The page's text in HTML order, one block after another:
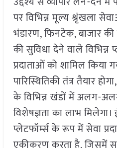
पर विभिन्न मूल्य श्रृंखला
भंडारण, फिनटेक, बाजार
की सुविधा देने वाले विभिन्न
प्रदाताओं को शामिल किया
पारिस्थितिकी तंत्र तैयार
के विभिन्न खंडों में अलग-
विशेषज्ञता का लाभ
प्लेटफॉर्म्स के रूप में सेवा